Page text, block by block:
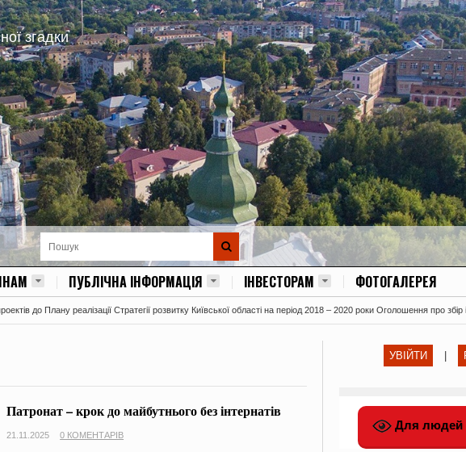
згадки
ПУБЛІЧНА ІНФОРМАЦІЯ ІНВЕСТОРАМ ФОТОГАЛЕРЕЯ
до Плану реалізації Стратегії розвитку Київської області на період 2018 – 2020 роки Оголошення про збір
Патронат – крок до майбутнього без інтернатів
21.11.2025 0 КОМЕНТАРІВ
УВІЙТИ
Для людей